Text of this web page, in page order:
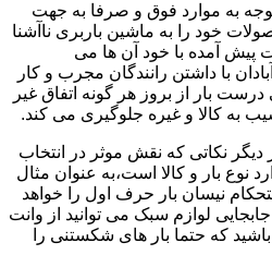
به موارد فوق و صرفا به جهت
خود را به ماشین باربری ناآشنا
پیش آمده با خود آن ها می
با داشتن رانندگان مجرب و کار
درست بار از بروز هر گونه اتفاق غیر
به کالا و غیره جلوگیری می کند.
دیگر نکاتی که نقش موثر در انتخاب
نوع بار و کالا است،به عنوان مثال
نیسان بار حرف اول را خواهد
لوازم سبک می توانید از وانت
باشید که حتما بار های شکستنی را